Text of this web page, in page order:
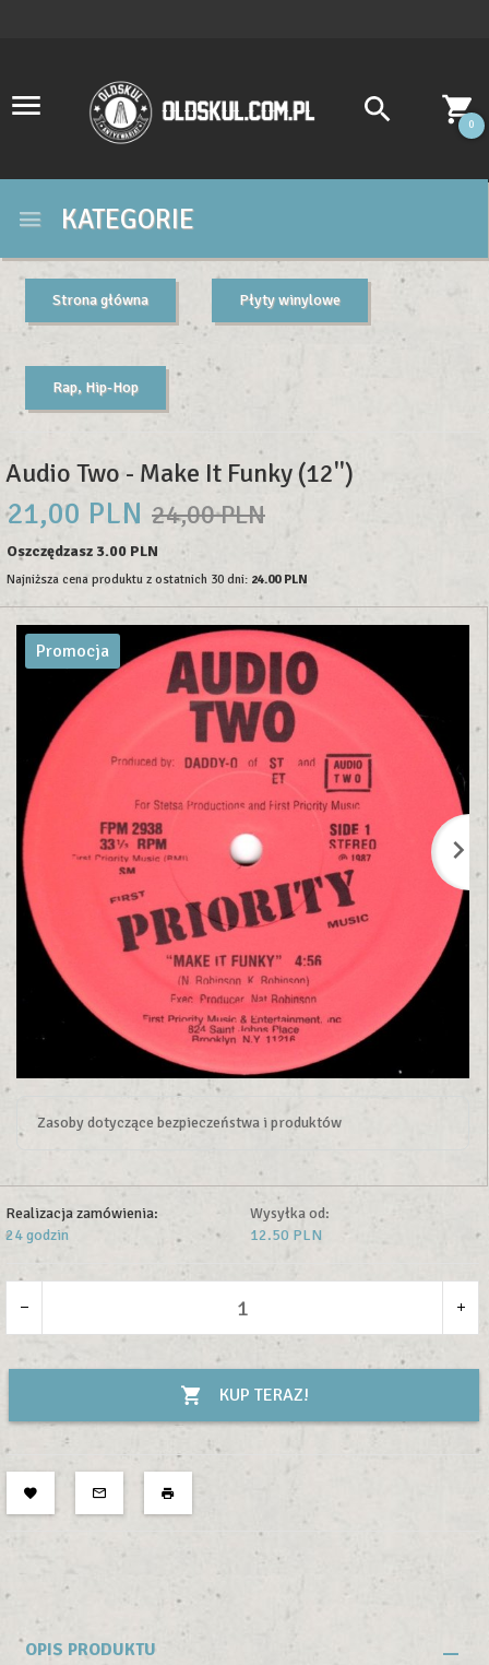
0
KATEGORIE
Strona główna Płyty winylowe
Rap, Hip-Hop
Audio Two - Make It Funky (12'')
21,00 PLN 24,00 PLN
Oszczędzasz 3.00 PLN
Najniższa cena produktu z ostatnich 30 dni: 24.00 PLN
Promocja
Zasoby dotyczące bezpieczeństwa i produktów
Realizacja zamówienia:
24 godzin
Wysyłka od:
12.50 PLN
KUP TERAZ!
OPIS PRODUKTU